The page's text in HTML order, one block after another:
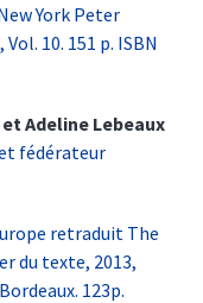
York Peter
10. 151 p. ISBN
et Adeline Lebeaux
fédérateur
retraduit The
du texte, 2013,
123p.